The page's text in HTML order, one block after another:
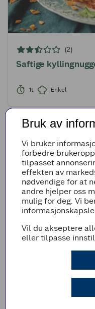
(2)
Saftige
1t Enkel
(1)
Rød curry med
Bruk av
Vi bruker
forbedre
tilpasset
effekten av
nødvendige for at
andre hjelper oss
mulig for deg. Vi
Vil du akseptere
eller tilpasse